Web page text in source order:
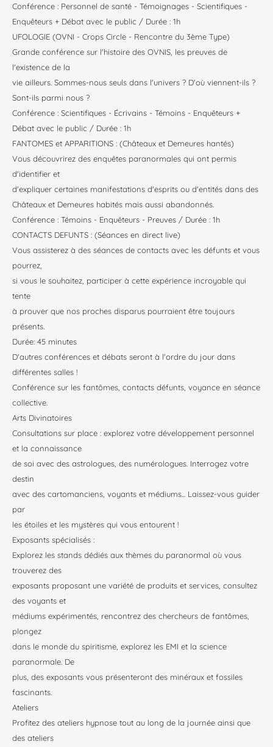
Conférence : Personnel de santé - Témoignages - Scientifiques -
Enquêteurs + Débat avec le public / Durée : 1h
UFOLOGIE (OVNI - Crops Circle - Rencontre du 3ème Type)
Grande conférence sur l'histoire des OVNIS, les preuves de
l'existence de la
vie ailleurs. Sommes-nous seuls dans l'univers ? D'où viennent-ils ?
Sont-ils parmi nous ?
Conférence : Scientifiques - Écrivains - Témoins - Enquêteurs +
Débat avec le public / Durée : 1h
FANTOMES et APPARITIONS : (Châteaux et Demeures hantés)
Vous découvrirez des enquêtes paranormales qui ont permis
d'identifier et
d'expliquer certaines manifestations d'esprits ou d'entités dans des
Châteaux et Demeures habités mais aussi abandonnés.
Conférence : Témoins - Enquêteurs - Preuves / Durée : 1h
CONTACTS DEFUNTS : (Séances en direct live)
Vous assisterez à des séances de contacts avec les défunts et vous
pourrez,
si vous le souhaitez, participer à cette expérience incroyable qui
tente
à prouver que nos proches disparus pourraient être toujours
présents.
Durée: 45 minutes
D'autres conférences et débats seront à l'ordre du jour dans
différentes salles !
Conférence sur les fantômes, contacts défunts, voyance en séance
collective.
Arts Divinatoires
Consultations sur place : explorez votre développement personnel
et la connaissance
de soi avec des astrologues, des numérologues. Interrogez votre
destin
avec des cartomanciens, voyants et médiums... Laissez-vous guider
par
les étoiles et les mystères qui vous entourent !
Exposants spécialisés :
Explorez les stands dédiés aux thèmes du paranormal où vous
trouverez des
exposants proposant une variété de produits et services, consultez
des voyants et
médiums expérimentés, rencontrez des chercheurs de fantômes,
plongez
dans le monde du spiritisme, explorez les EMI et la science
paranormale. De
plus, des exposants vous présenteront des minéraux et fossiles
fascinants.
Ateliers
Profitez des ateliers hypnose tout au long de la journée ainsi que
des ateliers